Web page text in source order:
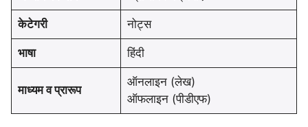
केटेगरी नोट्स
भाषा हिंदी
माध्यम व प्रारूप
ऑनलाइन (लेख)
ऑफलाइन (पीडीएफ)